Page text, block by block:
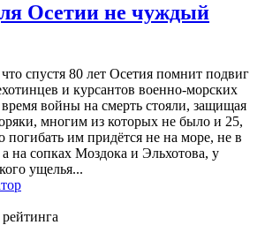
Осетии не чуждый
спустя 80 лет Осетия помнит подвиг
и курсантов военно-морских
войны на смерть стояли, защищая
многим из которых не было и 25,
погибать им придётся не на море, не в
на сопках Моздока и Эльхотова, у
ущелья...